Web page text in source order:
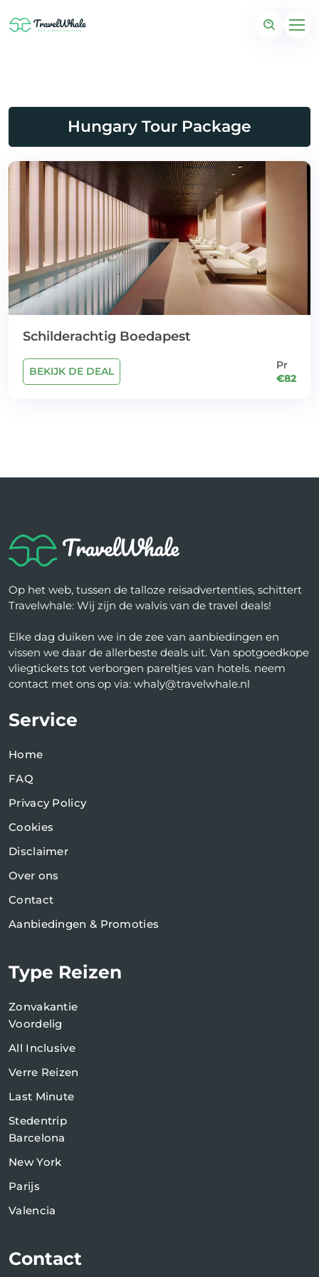
Hungary Tour Package
Schilderachtig Boedapest
BEKIJK DE DEAL
Pr
€82
Op het web, tussen de talloze reisadvertenties, schittert
Travelwhale: Wij zijn de walvis van de travel deals!
Elke dag duiken we in de zee van aanbiedingen en
vissen we daar de allerbeste deals uit. Van spotgoedkope
vliegtickets tot verborgen pareltjes van hotels. neem
contact met ons op via: whaly@travelwhale.nl
Service
Home
FAQ
Privacy Policy
Cookies
Disclaimer
Over ons
Contact
Aanbiedingen & Promoties
Type Reizen
Zonvakantie
Voordelig
All Inclusive
Verre Reizen
Last Minute
Stedentrip
Barcelona
New York
Parijs
Valencia
Contact